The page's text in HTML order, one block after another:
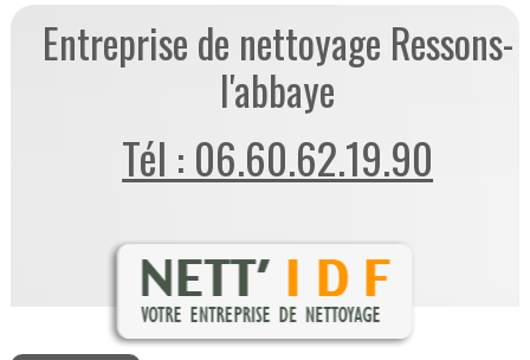
Entreprise de nettoyage Ressons-
l'abbaye
Tél : 06.60.62.19.90